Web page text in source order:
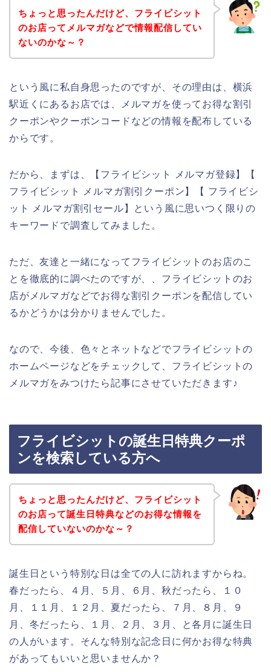
ちょっと思ったんだけど、フライビシット
のお店ってメルマガなどで情報配信してい
ないのかな～？
という風に私自身思ったのですが、その理由は、横浜
駅近くにあるお店では、メルマガを使ってお得な割引
クーポンやクーポンコードなどの情報を配布している
からです。
だから、まずは、【フライビシット メルマガ登録】【
フライビシット メルマガ割引クーポン】【 フライビシ
ット メルマガ割引セール】という風に思いつく限りの
キーワードで調査してみました。
ただ、友達と一緒になってフライビシットのお店のこ
とを徹底的に調べたのですが、、フライビシットのお
店がメルマガなどでお得な割引クーポンを配信してい
るかどうかは分かりませんでした。
なので、今後、色々とネットなどでフライビシットの
ホームページなどをチェックして、フライビシットの
メルマガをみつけたら記事にさせていただきます♪
フライビシットの誕生日特典クーポ
ンを検索している方へ
ちょっと思ったんだけど、フライビシット
のお店って誕生日特典などのお得な情報を
配信していないのかな～？
誕生日という特別な日は全ての人に訪れますからね。
春だったら、４月、５月、６月、秋だったら、１０
月、１１月、１２月、夏だったら、７月、８月、９
月、冬だったら、１月、２月、３月、と各月に誕生日
の人がいます。そんな特別な記念日に何かお得な特典
があってもいいと思いませんか？